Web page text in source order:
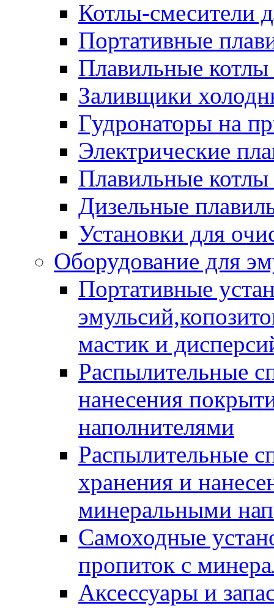
Котлы-смесители
Портативные
Плавильные
Заливщики
Гудронаторы на
Электрические
Плавильные
Дизельные
Установки для
Оборудование для
Портативные
мастик и
Распылительные
нанесения
наполнителями
Распылительные
хранения и
минеральными
Самоходные
пропиток с
Аксессуары и